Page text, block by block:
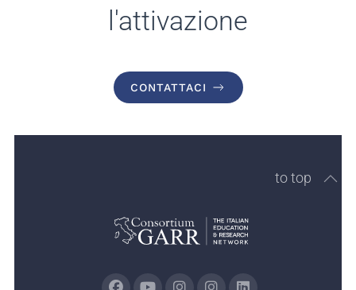
l'attivazione
CONTATTACI
to top